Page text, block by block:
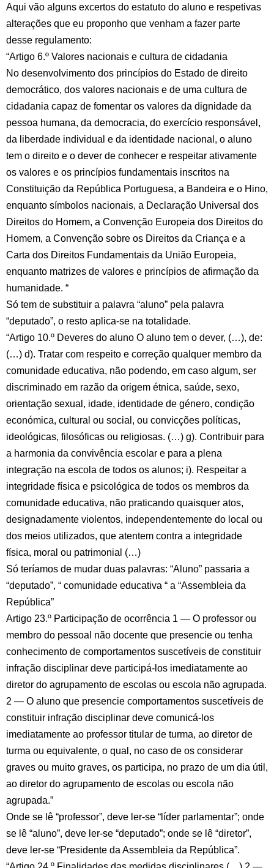
Aqui vão alguns excertos do estatuto do aluno e respetivas
alterações que eu proponho que venham a fazer parte
desse regulamento:
“Artigo 6.º Valores nacionais e cultura de cidadania
No desenvolvimento dos princípios do Estado de direito
democrático, dos valores nacionais e de uma cultura de
cidadania capaz de fomentar os valores da dignidade da
pessoa humana, da democracia, do exercício responsável,
da liberdade individual e da identidade nacional, o aluno
tem o direito e o dever de conhecer e respeitar ativamente
os valores e os princípios fundamentais inscritos na
Constituição da República Portuguesa, a Bandeira e o Hino,
enquanto símbolos nacionais, a Declaração Universal dos
Direitos do Homem, a Convenção Europeia dos Direitos do
Homem, a Convenção sobre os Direitos da Criança e a
Carta dos Direitos Fundamentais da União Europeia,
enquanto matrizes de valores e princípios de afirmação da
humanidade. “
Só tem de substituir a palavra “aluno” pela palavra
“deputado”, o resto aplica-se na totalidade.
“Artigo 10.º Deveres do aluno O aluno tem o dever, (…), de:
(…) d). Tratar com respeito e correção qualquer membro da
comunidade educativa, não podendo, em caso algum, ser
discriminado em razão da origem étnica, saúde, sexo,
orientação sexual, idade, identidade de género, condição
económica, cultural ou social, ou convicções políticas,
ideológicas, filosóficas ou religiosas. (…) g). Contribuir para
a harmonia da convivência escolar e para a plena
integração na escola de todos os alunos; i). Respeitar a
integridade física e psicológica de todos os membros da
comunidade educativa, não praticando quaisquer atos,
designadamente violentos, independentemente do local ou
dos meios utilizados, que atentem contra a integridade
física, moral ou patrimonial (…)
Só teríamos de mudar duas palavras: “Aluno” passaria a
“deputado”, “ comunidade educativa “ a “Assembleia da
República”
Artigo 23.º Participação de ocorrência 1 — O professor ou
membro do pessoal não docente que presencie ou tenha
conhecimento de comportamentos suscetíveis de constituir
infração disciplinar deve participá-los imediatamente ao
diretor do agrupamento de escolas ou escola não agrupada.
2 — O aluno que presencie comportamentos suscetíveis de
constituir infração disciplinar deve comunicá-los
imediatamente ao professor titular de turma, ao diretor de
turma ou equivalente, o qual, no caso de os considerar
graves ou muito graves, os participa, no prazo de um dia útil,
ao diretor do agrupamento de escolas ou escola não
agrupada.”
Onde se lê “professor”, deve ler-se “líder parlamentar”; onde
se lê “aluno”, deve ler-se “deputado”; onde se lê “diretor”,
deve ler-se “Presidente da Assembleia da República”.